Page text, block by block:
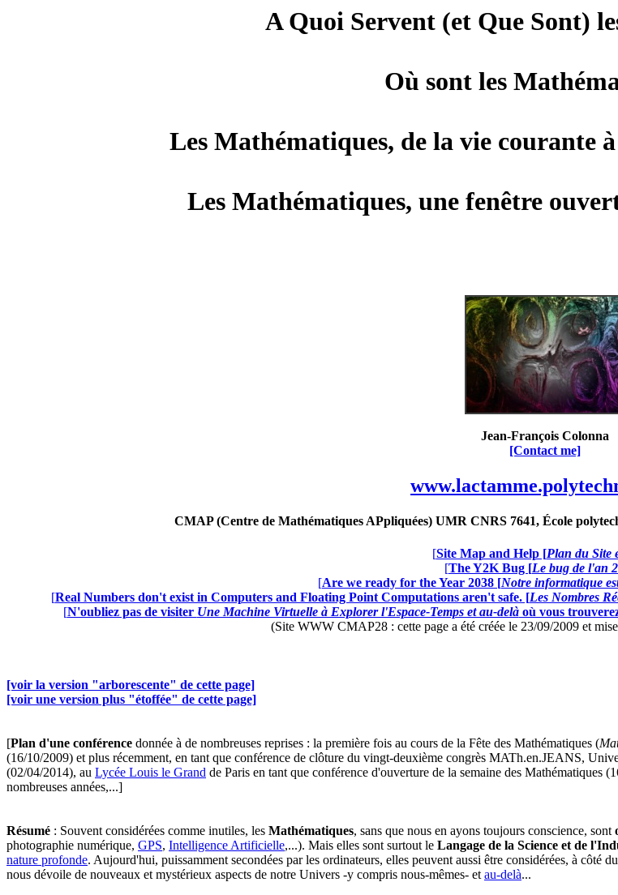
A Quoi Servent (et Que Sont)
Où sont les
Les Mathématiques, de la vie courante
Les Mathématiques, une fenêtre
Jean-François Colonna
[Contact me]
CMAP (Centre de Mathématiques APpliquées) UMR CNRS 7641, École
[Site Map and Help [Plan du Site
[The Y2K Bug [Le bug de l'an
[Are we ready for the Year 2038 [Notre informatique
[Real Numbers don't exist in Computers and Floating Point Computations aren't safe. [Les Nombres
[N'oubliez pas de visiter Une Machine Virtuelle à Explorer l'Espace-Temps et au-delàoù vous
(Site WWW CMAP28 : cette page a été créée le 23/09/2009 et
[voir la version "arborescente" de cette page]
[voir une version plus "étoffée" de cette page]
[Plan d'une conférence donnée à de nombreuses reprises : la première fois au cours de la Fête des Mathématiques (
(16/10/2009) et plus récemment, en tant que conférence de clôture du vingt-deuxième congrès MATh.en.JEANS,
(02/04/2014), au Lycée Louis le Grand de Paris en tant que conférence d'ouverture de la semaine des Mathématiques
nombreuses années,...]
Résumé : Souvent considérées comme inutiles, les Mathématiques, sans que nous en ayons toujours conscience, sont
photographie numérique, GPS, Intelligence Artificielle,...). Mais elles sont surtout le Langage de la Science et de
nature profonde. Aujourd'hui, puissamment secondées par les ordinateurs, elles peuvent aussi être considérées, à côté
nous dévoile de nouveaux et mystérieux aspects de notre Univers -y compris nous-mêmes- et au-delà...